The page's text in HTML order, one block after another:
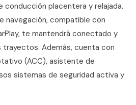
conducción placentera y relajada.
navegación, compatible con
te mantendrá conectado y
Además, cuenta con
(ACC), asistente de
sistemas de seguridad activa y